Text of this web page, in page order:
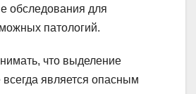
обследования для
патологий.
что выделение
является опасным